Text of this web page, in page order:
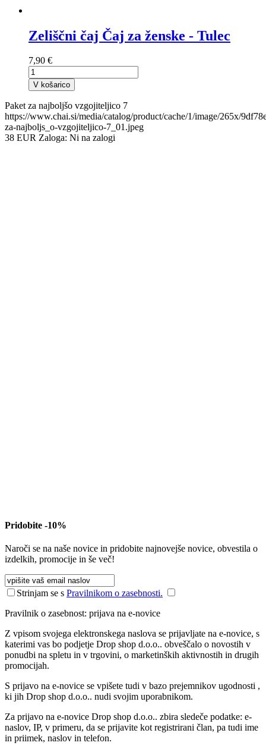
Zeliščni čaj Čaj za ženske - Tulec
7,90 €
V košarico
Paket za najboljšo vzgojiteljico 7
https://www.chai.si/media/catalog/product/cache/1/image/265x/
za-najboljs_o-vzgojiteljico-7_01.jpeg
38 EUR Zaloga: Ni na zalogi
Pridobite -10%
Naroči se na naše novice in pridobite najnovejše novice, obvestila o
izdelkih, promocije in še več!
Strinjam se s Pravilnikom o zasebnosti.
Pravilnik o zasebnost: prijava na e-novice
Z vpisom svojega elektronskega naslova se prijavljate na e-novice, s
katerimi vas bo podjetje Drop shop d.o.o.. obveščalo o novostih v
ponudbi na spletu in v trgovini, o marketinških aktivnostih in drugih
promocijah.
S prijavo na e-novice se vpišete tudi v bazo prejemnikov ugodnosti ,
ki jih Drop shop d.o.o.. nudi svojim uporabnikom.
Za prijavo na e-novice Drop shop d.o.o.. zbira sledeče podatke: e-
naslov, IP, v primeru, da se prijavite kot registrirani član, pa tudi ime
in priimek, naslov in telefon.